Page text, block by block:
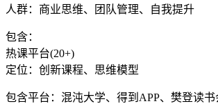
人群：商业思维、团队管理、自我提升
包含：
热课平台(20+)
定位：创新课程、思维模型
包含平台：混沌大学、得到APP、樊登读